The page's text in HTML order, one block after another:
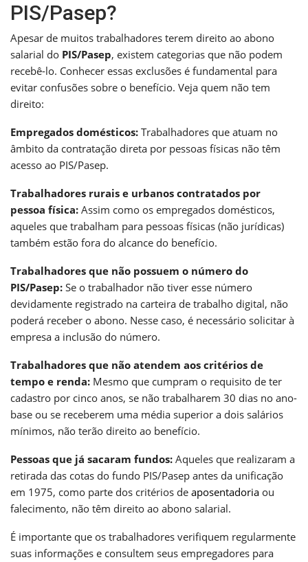
PIS/Pasep?
Apesar de muitos trabalhadores terem direito ao abono
salarial do PIS/Pasep, existem categorias que não podem
recebê-lo. Conhecer essas exclusões é fundamental para
evitar confusões sobre o benefício. Veja quem não tem
direito:
Empregados domésticos: Trabalhadores que atuam no
âmbito da contratação direta por pessoas físicas não têm
acesso ao PIS/Pasep.
Trabalhadores rurais e urbanos contratados por
pessoa física: Assim como os empregados domésticos,
aqueles que trabalham para pessoas físicas (não jurídicas)
também estão fora do alcance do benefício.
Trabalhadores que não possuem o número do
PIS/Pasep: Se o trabalhador não tiver esse número
devidamente registrado na carteira de trabalho digital, não
poderá receber o abono. Nesse caso, é necessário solicitar à
empresa a inclusão do número.
Trabalhadores que não atendem aos critérios de
tempo e renda: Mesmo que cumpram o requisito de ter
cadastro por cinco anos, se não trabalharem 30 dias no ano-
base ou se receberem uma média superior a dois salários
mínimos, não terão direito ao benefício.
Pessoas que já sacaram fundos: Aqueles que realizaram a
retirada das cotas do fundo PIS/Pasep antes da unificação
em 1975, como parte dos critérios de aposentadoria ou
falecimento, não têm direito ao abono salarial.
É importante que os trabalhadores verifiquem regularmente
suas informações e consultem seus empregadores para